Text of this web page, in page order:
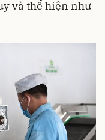
và thể hiện như